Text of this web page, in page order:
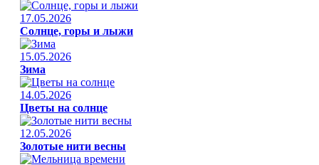
17.05.2026
Солнце, горы и лыжи
15.05.2026
Зима
14.05.2026
Цветы на солнце
12.05.2026
Золотые нити весны